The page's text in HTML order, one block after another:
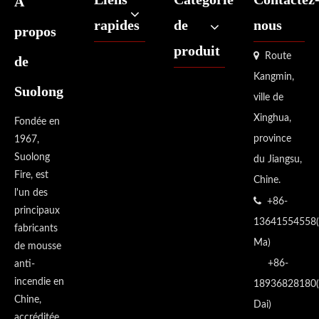
propos
de
Suolong
Fondée en
1967,
Suolong
Fire, est
l'un des
principaux
fabricants
de mousse
anti-
incendie en
Chine,
rapides
de
produit
nous
 Route
Kangmin,
ville de
Xinghua,
province
du Jiangsu,
Chine.
 +86-
Ma)
+86-
Dai)